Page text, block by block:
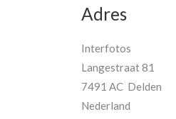
Adres
Interfotos
Langestraat 81
7491 AC Delden
Nederland